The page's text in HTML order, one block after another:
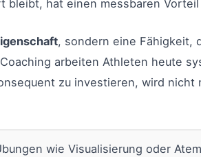
hat einen messbaren
, sondern eine Fähigkeit,
arbeiten Athleten heute
zu investieren, wird
wie Visualisierung oder